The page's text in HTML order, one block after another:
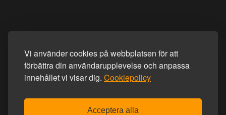
Vi använder cookies på webbplatsen för att
förbättra din användarupplevelse och anpassa
innehållet vi visar dig. Cookiepolicy
Acceptera alla